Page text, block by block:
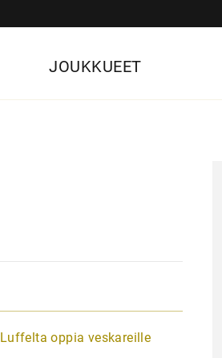
JOUKKUEET
Luffelta oppia veskareille